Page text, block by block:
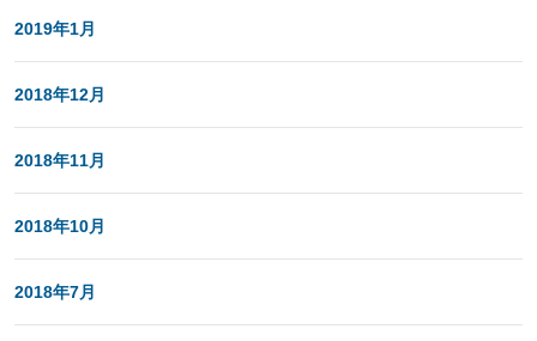
2019年1月
2018年12月
2018年11月
2018年10月
2018年7月